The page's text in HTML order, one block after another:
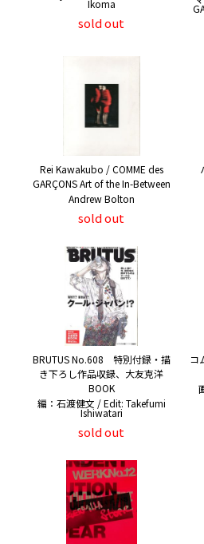
Ikoma
sold out
Rei Kawakubo / COMME des
GARÇONS Art of the In-Between
Andrew Bolton
sold out
BRUTUS No.608 特別付録・描
き下ろし作品収録、大友克洋
BOOK
編：石渡健文 / Edit: Takefumi
Ishiwatari
sold out
コ